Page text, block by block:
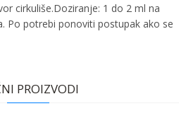
cirkuliše.Doziranje: 1 do 2 ml na
Po potrebi ponoviti postupak ako se
1.03 kg
PROIZVODI